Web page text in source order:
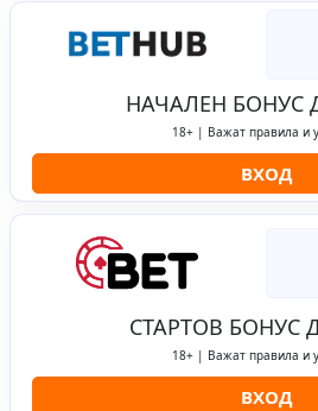
НАЧАЛЕН БОНУС
18+ | Важат правила и
ВХОД
СТАРТОВ БОНУС
18+ | Важат правила и
ВХОД